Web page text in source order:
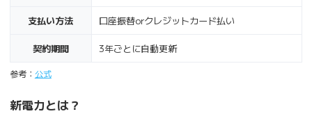
支払い方法 口座振替orクレジットカード払い
契約期間 3年ごとに自動更新
参考： 公式
新電力とは？